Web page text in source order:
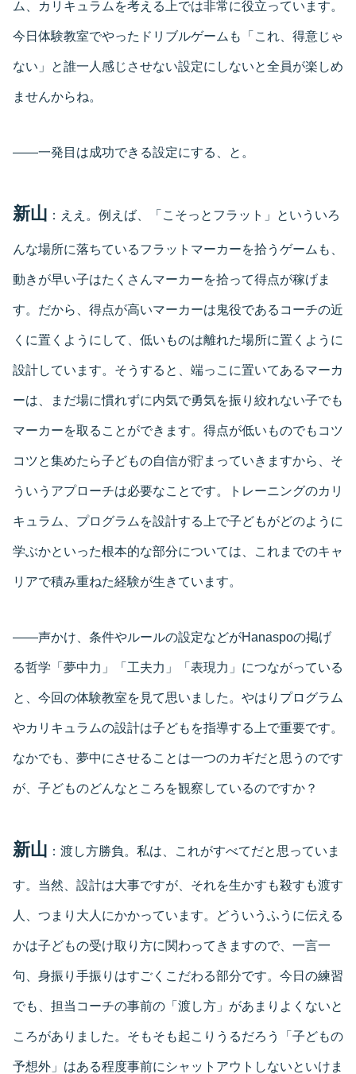
ム、カリキュラムを考える上では非常に役立っています。
今日体験教室でやったドリブルゲームも「これ、得意じゃ
ない」と誰一人感じさせない設定にしないと全員が楽しめ
ませんからね。
――一発目は成功できる設定にする、と。
新山 ：ええ。例えば、「こそっとフラット」といういろ
んな場所に落ちているフラットマーカーを拾うゲームも、
動きが早い子はたくさんマーカーを拾って得点が稼げま
す。だから、得点が高いマーカーは鬼役であるコーチの近
くに置くようにして、低いものは離れた場所に置くように
設計しています。そうすると、端っこに置いてあるマーカ
ーは、まだ場に慣れずに内気で勇気を振り絞れない子でも
マーカーを取ることができます。得点が低いものでもコツ
コツと集めたら子どもの自信が貯まっていきますから、そ
ういうアプローチは必要なことです。トレーニングのカリ
キュラム、プログラムを設計する上で子どもがどのように
学ぶかといった根本的な部分については、これまでのキャ
リアで積み重ねた経験が生きています。
――声かけ、条件やルールの設定などがHanaspoの掲げ
る哲学「夢中力」「工夫力」「表現力」につながっている
と、今回の体験教室を見て思いました。やはりプログラム
やカリキュラムの設計は子どもを指導する上で重要です。
なかでも、夢中にさせることは一つのカギだと思うのです
が、子どものどんなところを観察しているのですか？
新山 ：渡し方勝負。私は、これがすべてだと思っていま
す。当然、設計は大事ですが、それを生かすも殺すも渡す
人、つまり大人にかかっています。どういうふうに伝える
かは子どもの受け取り方に関わってきますので、一言一
句、身振り手振りはすごくこだわる部分です。今日の練習
でも、担当コーチの事前の「渡し方」があまりよくないと
ころがありました。そもそも起こりうるだろう「子どもの
予想外」はある程度事前にシャットアウトしないといけま